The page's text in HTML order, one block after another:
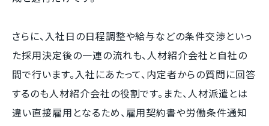
さらに、入社日の日程調整や給与などの条件交渉といっ
た採用決定後の一連の流れも、人材紹介会社と自社の
間で行います。入社にあたって、内定者からの質問に回答
するのも人材紹介会社の役割です。また、人材派遣とは
違い直接雇用となるため、雇用契約書や労働条件通知